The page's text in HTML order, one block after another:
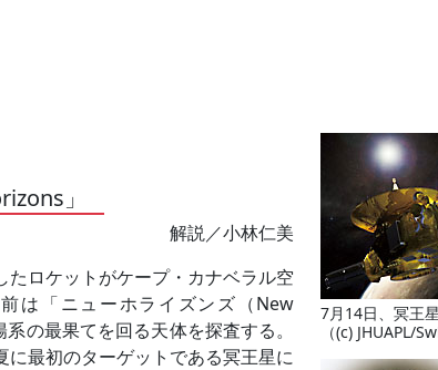
」
解説／小林仁美
ロケットがケープ・カナベラル空
は「ニューホライズンズ（New
の最果てを回る天体を探査する。
最初のターゲットである冥王星に
7月14日、冥王
（(c) JHUAPL/